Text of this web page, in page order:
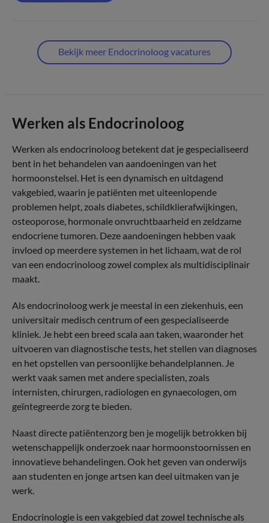
Bekijk meer Endocrinoloog vacatures
Werken als Endocrinoloog
Werken als endocrinoloog betekent dat je gespecialiseerd
bent in het behandelen van aandoeningen van het
hormoonstelsel. Het is een dynamisch en uitdagend
vakgebied, waarin je patiënten met uiteenlopende
problemen helpt, zoals diabetes, schildklierafwijkingen,
osteoporose, hormonale onvruchtbaarheid en zeldzame
endocriene tumoren. Deze aandoeningen hebben vaak
invloed op meerdere systemen in het lichaam, wat de rol
van een endocrinoloog zowel complex als multidisciplinair
maakt.
Als endocrinoloog werk je meestal in een ziekenhuis, een
universitair medisch centrum of een gespecialiseerde
kliniek. Je hebt een breed scala aan taken, waaronder het
uitvoeren van diagnostische tests, het stellen van diagnoses
en het opstellen van persoonlijke behandelplannen. Je
werkt vaak samen met andere specialisten, zoals
internisten, chirurgen, radiologen en gynaecologen, om
geïntegreerde zorg te bieden.
Naast directe patiëntenzorg ben je mogelijk betrokken bij
wetenschappelijk onderzoek naar hormoonstoornissen en
innovatieve behandelingen. Ook het geven van onderwijs
aan studenten en jonge artsen kan deel uitmaken van je
werk.
Endocrinologie is een vakgebied dat zowel technische als